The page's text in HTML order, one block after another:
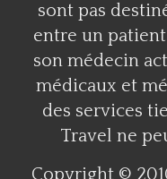
sont pas
entre un
son médecin
médicaux et
des services
Travel ne
Copyright ©